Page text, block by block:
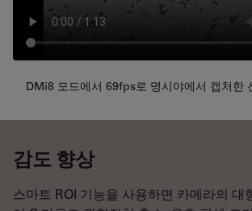
DMi8 모드에서 69fps로 명시야에서 캡처한
감도 향상
스마트 ROI 기능을 사용하면 카메라의 대